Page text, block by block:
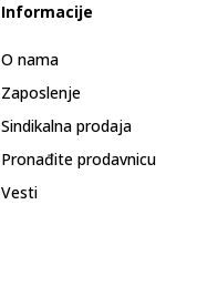
Informacije
O nama
Zaposlenje
Sindikalna prodaja
Pronađite prodavnicu
Vesti